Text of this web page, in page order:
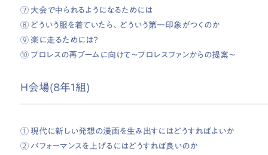
⑦ 大会で中られるようになるためには
⑧ どういう服を着ていたら、どういう第一印象がつくのか
⑨ 楽に走るためには？
⑩ プロレスの再ブームに向けて～プロレスファンからの提案～
H会場(8年1組)
① 現代に新しい発想の漫画を生み出すにはどうすればよいか
② パフォーマンスを上げるにはどうすれば良いのか